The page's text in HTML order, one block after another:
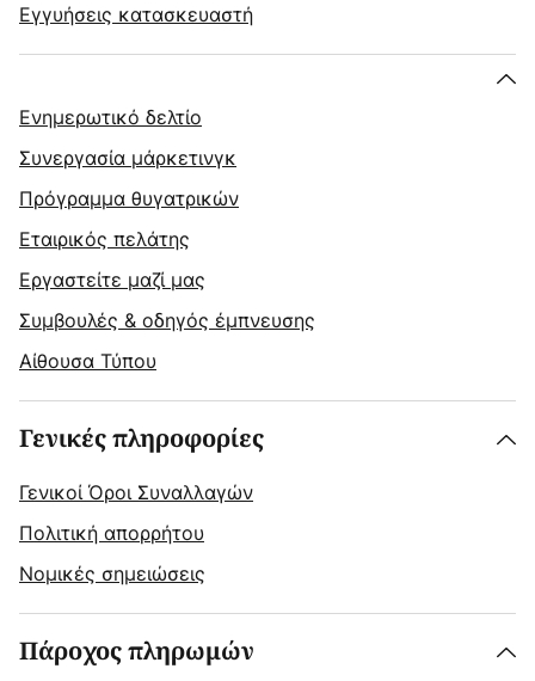
Εγγυήσεις κατασκευαστή
Ενημερωτικό δελτίο
Συνεργασία μάρκετινγκ
Πρόγραμμα θυγατρικών
Εταιρικός πελάτης
Εργαστείτε μαζί μας
Συμβουλές & οδηγός έμπνευσης
Αίθουσα Τύπου
Γενικές πληροφορίες
Γενικοί Όροι Συναλλαγών
Πολιτική απορρήτου
Νομικές σημειώσεις
Πάροχος πληρωμών